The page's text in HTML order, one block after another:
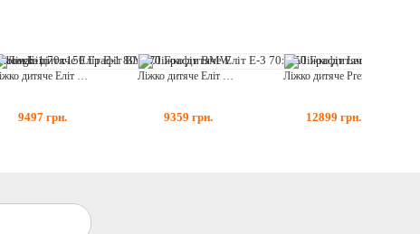
9497 грн. 9359 грн. 12899 грн.